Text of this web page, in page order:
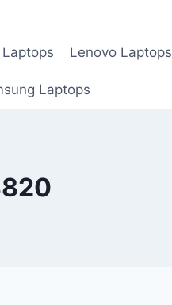
Laptops Lenovo Laptops
Laptops